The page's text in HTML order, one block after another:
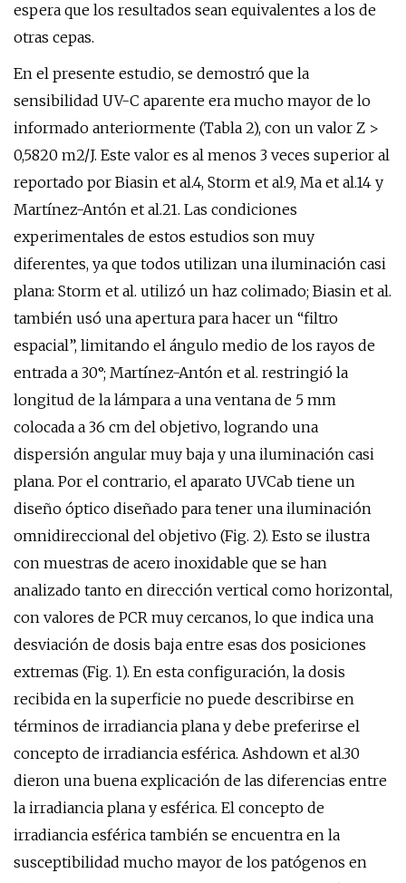
espera que los resultados sean equivalentes a los de
otras cepas.
En el presente estudio, se demostró que la
sensibilidad UV-C aparente era mucho mayor de lo
informado anteriormente (Tabla 2), con un valor Z >
0,5820 m2/J. Este valor es al menos 3 veces superior al
reportado por Biasin et al.4, Storm et al.9, Ma et al.14 y
Martínez-Antón et al.21. Las condiciones
experimentales de estos estudios son muy
diferentes, ya que todos utilizan una iluminación casi
plana: Storm et al. utilizó un haz colimado; Biasin et al.
también usó una apertura para hacer un “filtro
espacial”, limitando el ángulo medio de los rayos de
entrada a 30°; Martínez-Antón et al. restringió la
longitud de la lámpara a una ventana de 5 mm
colocada a 36 cm del objetivo, logrando una
dispersión angular muy baja y una iluminación casi
plana. Por el contrario, el aparato UVCab tiene un
diseño óptico diseñado para tener una iluminación
omnidireccional del objetivo (Fig. 2). Esto se ilustra
con muestras de acero inoxidable que se han
analizado tanto en dirección vertical como horizontal,
con valores de PCR muy cercanos, lo que indica una
desviación de dosis baja entre esas dos posiciones
extremas (Fig. 1). En esta configuración, la dosis
recibida en la superficie no puede describirse en
términos de irradiancia plana y debe preferirse el
concepto de irradiancia esférica. Ashdown et al.30
dieron una buena explicación de las diferencias entre
la irradiancia plana y esférica. El concepto de
irradiancia esférica también se encuentra en la
susceptibilidad mucho mayor de los patógenos en